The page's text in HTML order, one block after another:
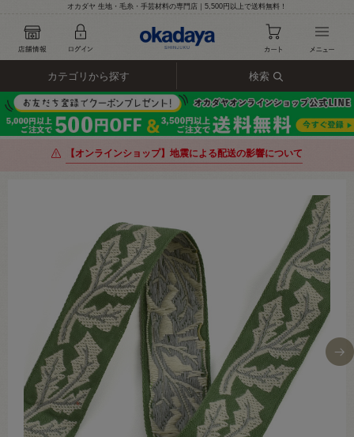
オカダヤ 生地・毛糸・手芸材料の専門店｜5,500円以上で送料無料！
カテゴリから探す 検索
【オンラインショップ】地震による配送の影響について